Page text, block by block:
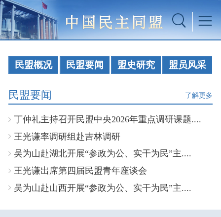
民盟概况 民盟要闻 盟史研究 盟员风采
民盟要闻 了解更多
丁仲礼主持召开民盟中央2026年重点调研课题....
王光谦率调研组赴吉林调研
吴为山赴湖北开展“参政为公、实干为民”主....
王光谦出席第四届民盟青年座谈会
吴为山赴山西开展“参政为公、实干为民”主....